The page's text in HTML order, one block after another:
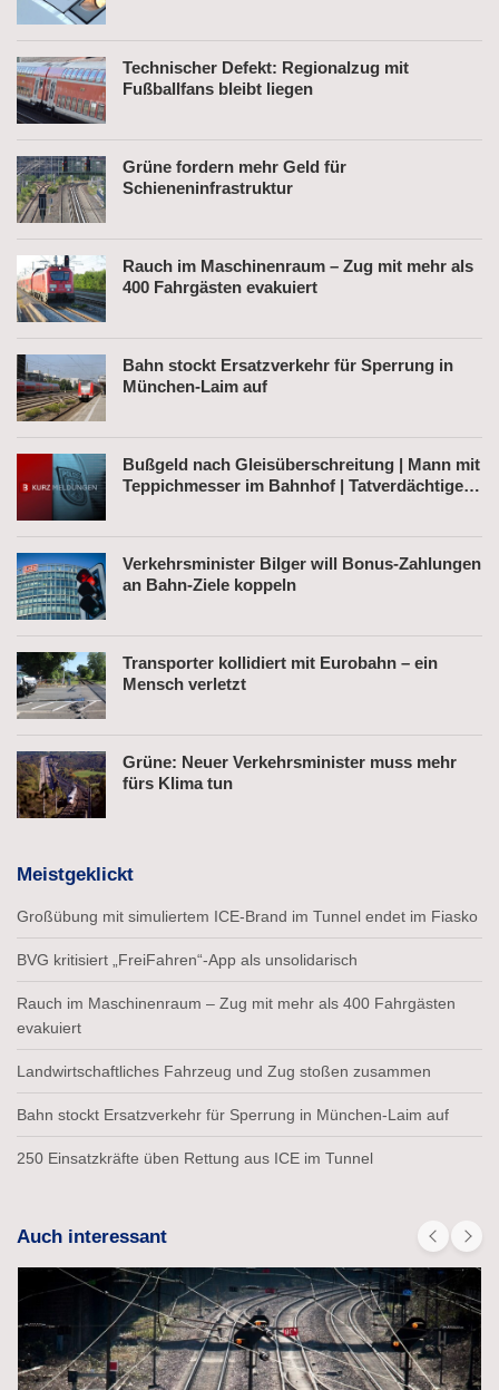
Technischer Defekt: Regionalzug mit
Fußballfans bleibt liegen
Grüne fordern mehr Geld für
Schieneninfrastruktur
Rauch im Maschinenraum – Zug mit mehr als
400 Fahrgästen evakuiert
Bahn stockt Ersatzverkehr für Sperrung in
München-Laim auf
Bußgeld nach Gleisüberschreitung | Mann mit
Teppichmesser im Bahnhof | Tatverdächtiger
Verkehrsminister Bilger will Bonus-Zahlungen
an Bahn-Ziele koppeln
Transporter kollidiert mit Eurobahn – ein
Mensch verletzt
Grüne: Neuer Verkehrsminister muss mehr
fürs Klima tun
Meistgeklickt
Großübung mit simuliertem ICE-Brand im Tunnel endet im Fiasko
BVG kritisiert „FreiFahren“-App als unsolidarisch
Rauch im Maschinenraum – Zug mit mehr als 400 Fahrgästen
evakuiert
Landwirtschaftliches Fahrzeug und Zug stoßen zusammen
Bahn stockt Ersatzverkehr für Sperrung in München-Laim auf
250 Einsatzkräfte üben Rettung aus ICE im Tunnel
Auch interessant